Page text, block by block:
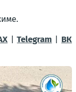
|Telegram | ВК